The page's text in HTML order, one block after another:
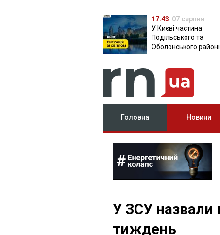
17:43 07 серпня
У Києві частина
Подільського та
Оболонського
Головна Новини
У ЗСУ назвали
тиждень